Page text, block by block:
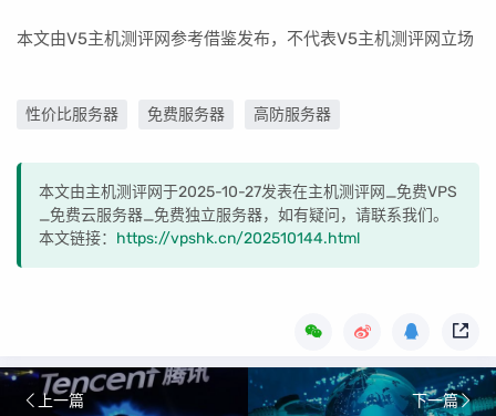
本文由V5主机测评网参考借鉴发布，不代表V5主机测评网立场
性价比服务器 免费服务器 高防服务器
本文由主机测评网于2025-10-27发表在主机测评网_免费VPS
_免费云服务器_免费独立服务器，如有疑问，请联系我们。
本文链接： https://vpshk.cn/202510144.html
上一篇 下一篇